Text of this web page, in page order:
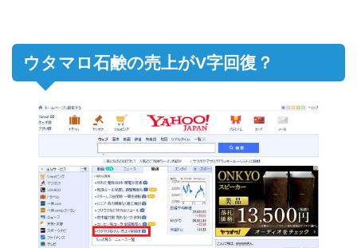
ウタマロ石鹸の売上がV字回復？